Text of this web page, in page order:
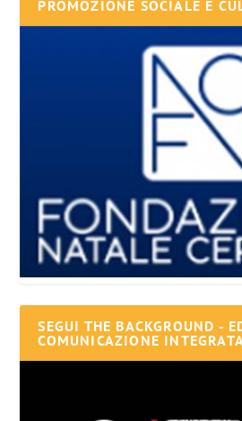
PROMOZIONE SOCIALE E
SEGUI THE BACKGROUND -
COMUNICAZIONE